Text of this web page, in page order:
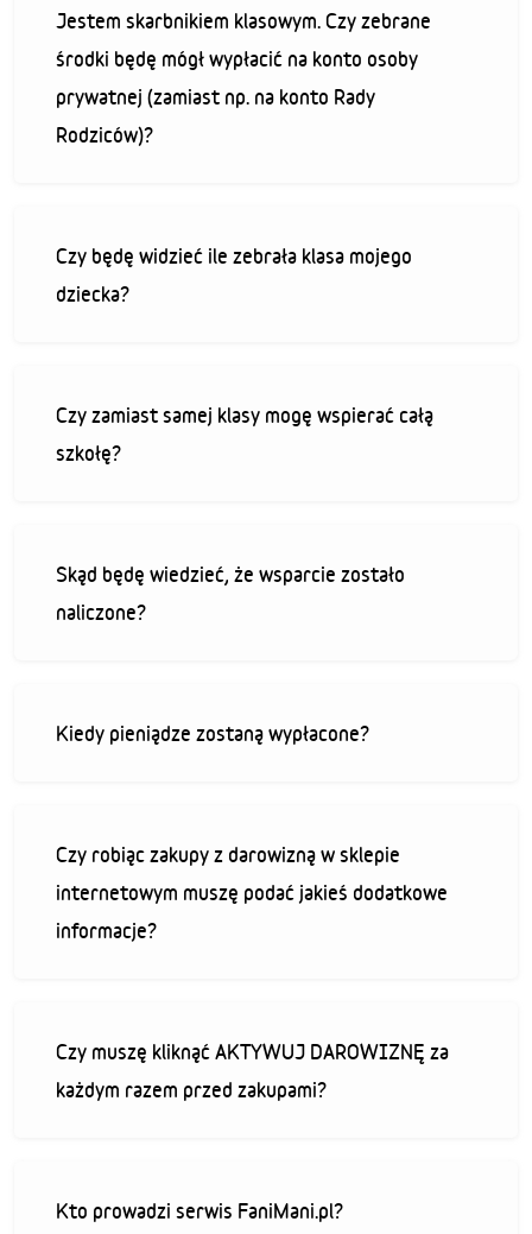
Jestem skarbnikiem klasowym. Czy zebrane
środki będę mógł wypłacić na konto osoby
prywatnej (zamiast np. na konto Rady
Rodziców)?
Czy będę widzieć ile zebrała klasa mojego
dziecka?
Czy zamiast samej klasy mogę wspierać całą
szkołę?
Skąd będę wiedzieć, że wsparcie zostało
naliczone?
Kiedy pieniądze zostaną wypłacone?
Czy robiąc zakupy z darowizną w sklepie
internetowym muszę podać jakieś dodatkowe
informacje?
Czy muszę kliknąć AKTYWUJ DAROWIZNĘ za
każdym razem przed zakupami?
Kto prowadzi serwis FaniMani.pl?